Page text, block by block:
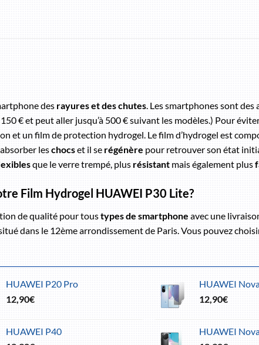
desrayures et des chutes. Les smartphones sont des
€ et peut aller jusqu’à 500 € suivant les modèles.) Pour
et un film de protection hydrogel. Le film d’hydrogel est
leschocset il serégénèrepour retrouver son état
que le verre trempé, plusrésistantmais également plus
Film Hydrogel HUAWEI P30 Lite?
de qualité pour toustypes de smartphoneavec une
dans le 12ème arrondissement de Paris. Vous pouvez
HUAWEI P20 Pro
12,90€
HUAWEI P40
HUAWEI
12,90€
HUAWEI